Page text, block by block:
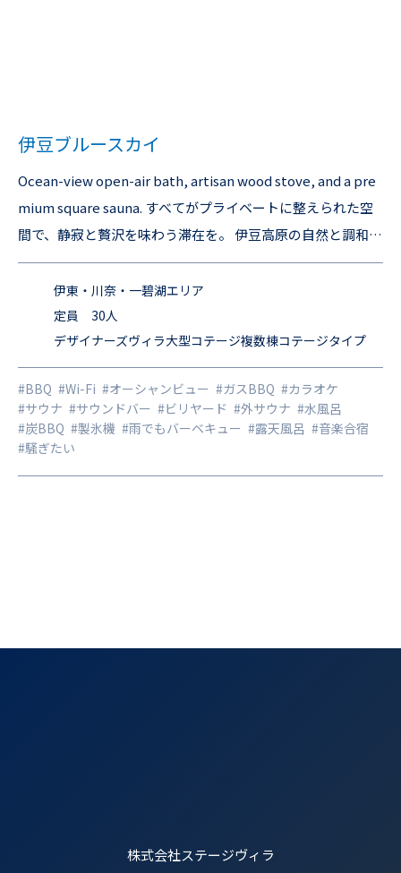
伊豆ブルースカイ
Ocean-view open-air bath, artisan wood stove, and a pre
mium square sauna. すべてがプライベートに整えられた空
間で、静寂と贅沢を味わう滞在を。 伊豆高原の自然と調和し
た、ワンランク上のリトリート体験をお届けします。 「シャ
イニングブルー伊豆」と組み合わせてご利用することで最大
４４名様までご宿泊可能です。 ↓サイト詳細はこちら↓ htt
ps://www.stagevilla.co.jp/villa/3121
伊東・川奈・一碧湖エリア
定員 30人
デザイナーズヴィラ大型コテージ複数棟コテージタイプ
#BBQ #Wi-Fi #オーシャンビュー #ガスBBQ #カラオケ
#サウナ #サウンドバー #ビリヤード #外サウナ #水風呂
#炭BBQ #製氷機 #雨でもバーベキュー #露天風呂 #音楽合宿
#騒ぎたい
株式会社ステージヴィラ